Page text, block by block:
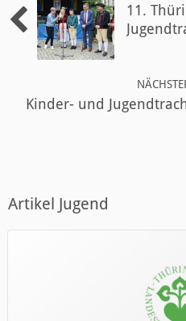
11.
Kinder- und
Artikel Jugend